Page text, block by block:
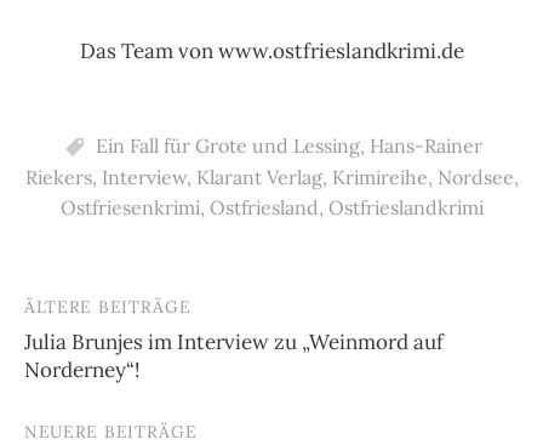
Das Team von www.ostfrieslandkrimi.de
Ein Fall für Grote und Lessing, Hans-Rainer
Riekers, Interview, Klarant Verlag, Krimireihe, Nordsee,
Ostfriesenkrimi, Ostfriesland, Ostfrieslandkrimi
Beitragsnavigation
ÄLTERE BEITRÄGE
Julia Brunjes im Interview zu „Weinmord auf
Norderney“!
NEUERE BEITRÄGE